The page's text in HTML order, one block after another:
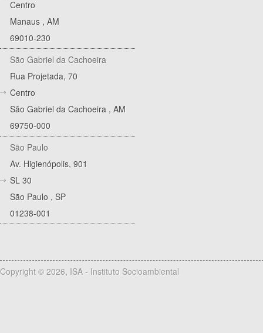
Centro
Manaus , AM
69010-230
São Gabriel da Cachoeira
Rua Projetada, 70
Centro
São Gabriel da Cachoeira , AM
69750-000
São Paulo
Av. Higienópolis, 901
SL 30
São Paulo , SP
01238-001
Copyright © 2026, ISA - Instituto Socioambiental